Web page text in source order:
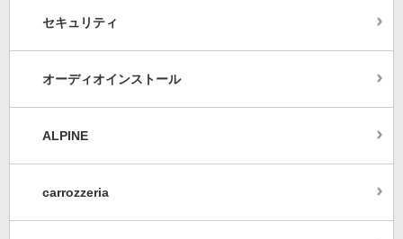
セキュリティ
オーディオインストール
ALPINE
carrozzeria